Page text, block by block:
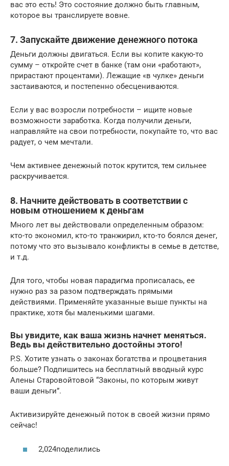
вас это есть! Это состояние должно быть главным,
которое вы транслируете вовне.
7. Запускайте движение денежного потока
Деньги должны двигаться. Если вы копите какую-то
сумму – откройте счет в банке (там они «работают»,
прирастают процентами). Лежащие «в чулке» деньги
застаиваются, и постепенно обесцениваются.
Если у вас возросли потребности – ищите новые
возможности заработка. Когда получили деньги,
направляйте на свои потребности, покупайте то, что вас
радует, о чем мечтали.
Чем активнее денежный поток крутится, тем сильнее
раскручивается.
8. Начните действовать в соответствии с
новым отношением к деньгам
Много лет вы действовали определенным образом:
кто-то экономил, кто-то транжирил, кто-то боялся денег,
потому что это вызывало конфликты в семье в детстве,
и т.д.
Для того, чтобы новая парадигма прописалась, ее
нужно раз за разом подтверждать прямыми
действиями. Применяйте указанные выше пункты на
практике, хотя бы маленькими шагами.
Вы увидите, как ваша жизнь начнет меняться.
Ведь вы действительно достойны этого!
P.S. Хотите узнать о законах богатства и процветания
больше? Подпишитесь на бесплатный вводный курс
Алены Старовойтовой “Законы, по которым живут
ваши деньги”.
Активизируйте денежный поток в своей жизни прямо
сейчас!
2,024поделились